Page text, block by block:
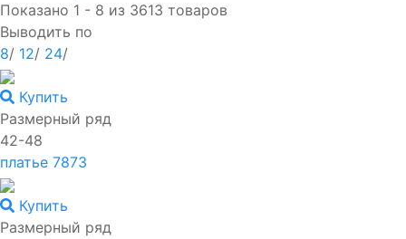
Показано 1 - 8 из 3613 товаров
Выводить по
8/ 12/ 24/
Купить
Размерный ряд
42-48
платье 7873
Купить
Размерный ряд